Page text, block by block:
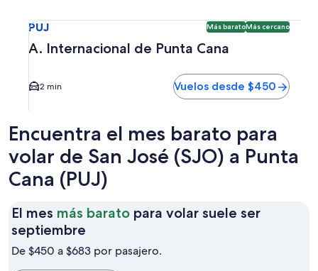
PUJ Más baratoMás cercano
A. Internacional de Punta Cana
2 min Vuelos desde $450
Encuentra el mes barato para
volar de San José (SJO) a Punta
Cana (PUJ)
El mes más barato para volar suele ser
septiembre
mes
De $450 a $683 por pasajero.